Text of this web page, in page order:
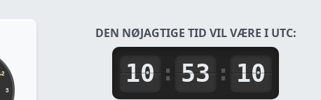
2
3
DEN NØJAGTIGE TID VIL VÆRE I UTC:
10 : 53 : 10